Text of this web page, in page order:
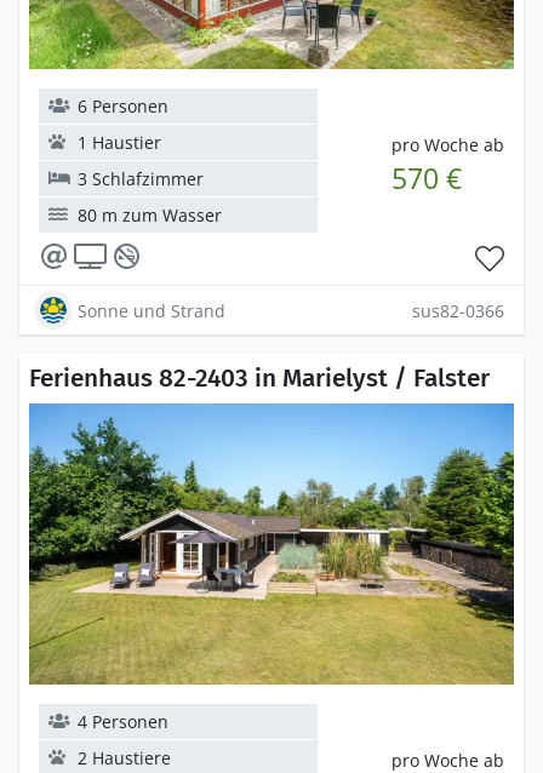
pro Woche ab
570 €
6 Personen
1 Haustier
3 Schlafzimmer
80 m zum Wasser
Sonne und Strand sus82-0366
Ferienhaus 82-2403 in Marielyst / Falster
pro Woche ab
4 Personen
2 Haustiere